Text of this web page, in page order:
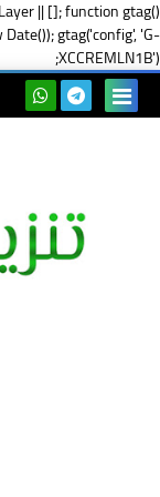
|| []; function gtag()
gtag('config', 'G-
XCCREMLN1B');